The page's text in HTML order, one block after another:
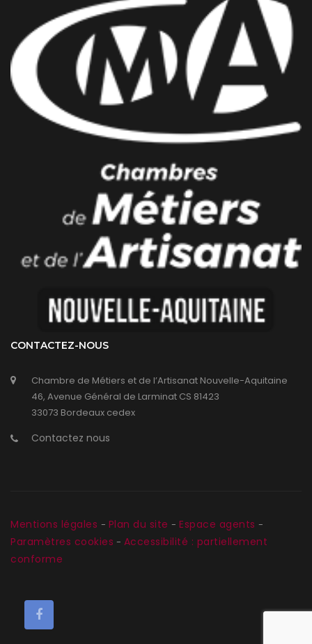
CONTACTEZ-NOUS
Chambre de Métiers et de l’Artisanat Nouvelle-Aquitaine
46, Avenue Général de Larminat CS 81423
33073 Bordeaux cedex
Contactez nous
Mentions légales - Plan du site - Espace agents -
Paramètres cookies - Accessibilité : partiellement
conforme